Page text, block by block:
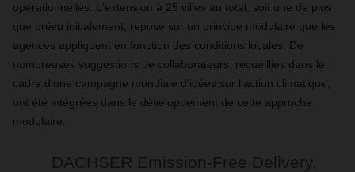
opérationnelles. L'extension à 25 villes au total, soit une de plus
que prévu initialement, repose sur un principe modulaire que les
agences appliquent en fonction des conditions locales. De
nombreuses suggestions de collaborateurs, recueillies dans le
cadre d'une campagne mondiale d'idées sur l'action climatique,
ont été intégrées dans le développement de cette approche
modulaire.
DACHSER Emission-Free Delivery,